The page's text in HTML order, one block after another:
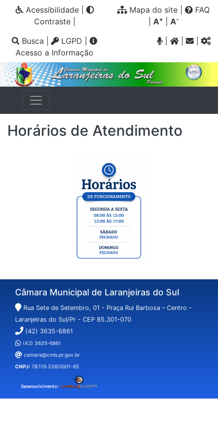
Acessibilidade|
Contraste|
Mapa do site
FAQ
A+ A-
Busca LGPD
Acesso a Informação
|
Horários de Atendimento
Câmara Municipal de Laranjeiras do Sul
Rua Sete de Setembro, 01 - Praça Rui Barbosa – Centro -
Laranjeiras do Sul/Pr - CEP 85.301-070
(42) 3635-6861
(42) 3635-6861
camara@cmls.pr.gov.br
CNPJ: 78.119.336/0001-65